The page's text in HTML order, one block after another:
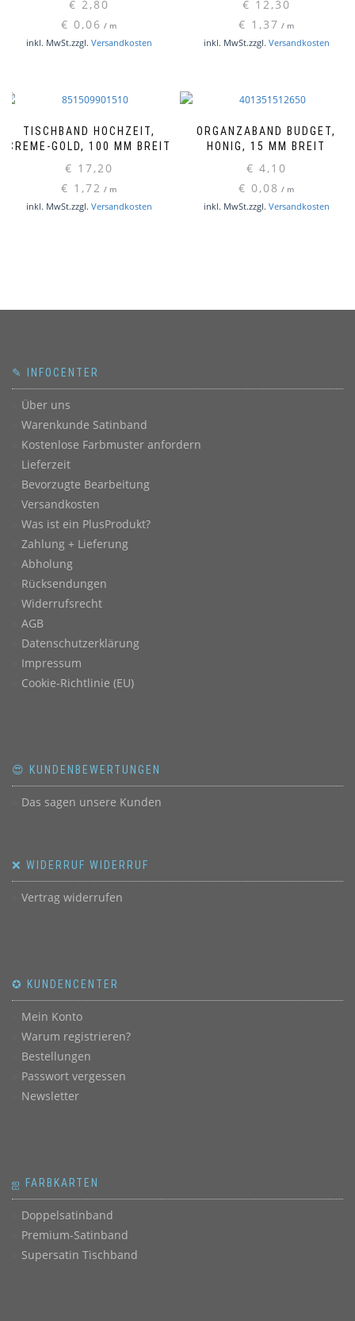
€ 2,80
€ 0,06 / m
inkl. MwSt.zzgl. Versandkosten
€ 12,30
€ 1,37 / m
inkl. MwSt.zzgl. Versandkosten
TISCHBAND HOCHZEIT,
CREME-GOLD, 100 MM BREIT
€ 17,20
€ 1,72 / m
inkl. MwSt.zzgl. Versandkosten
ORGANZABAND BUDGET,
HONIG, 15 MM BREIT
€ 4,10
€ 0,08 / m
inkl. MwSt.zzgl. Versandkosten
✎ INFOCENTER
Über uns
Warenkunde Satinband
Kostenlose Farbmuster anfordern
Lieferzeit
Bevorzugte Bearbeitung
Versandkosten
Was ist ein PlusProdukt?
Zahlung + Lieferung
Abholung
Rücksendungen
Widerrufsrecht
AGB
Datenschutzerklärung
Impressum
Cookie-Richtlinie (EU)
😍 KUNDENBEWERTUNGEN
Das sagen unsere Kunden
❌ WIDERRUF WIDERRUF
Vertrag widerrufen
✪ KUNDENCENTER
Mein Konto
Warum registrieren?
Bestellungen
Passwort vergessen
Newsletter
ஐ FARBKARTEN
Doppelsatinband
Premium-Satinband
Supersatin Tischband